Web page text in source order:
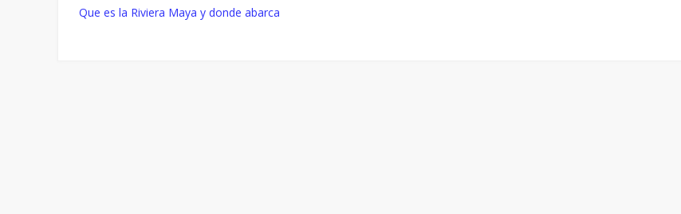
navigation
Que es la Riviera Maya y donde abarca